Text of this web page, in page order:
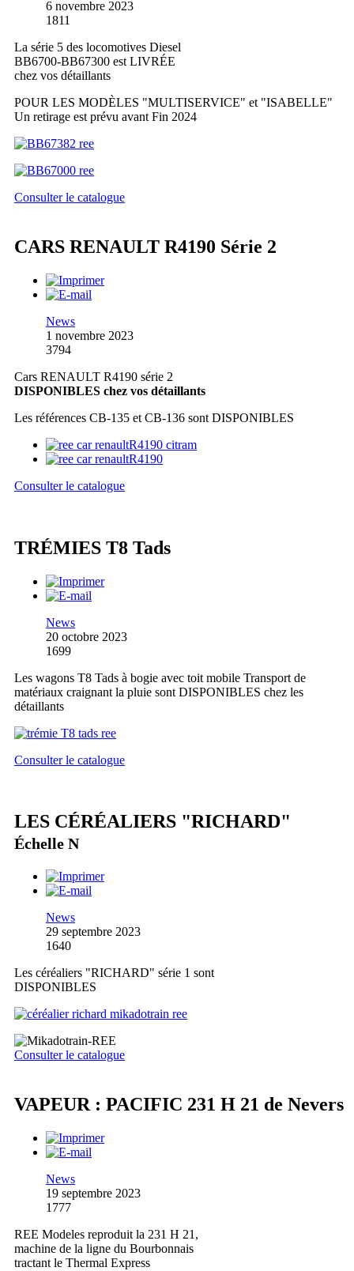
6 novembre 2023
1811
La série 5 des locomotives Diesel
BB6700-BB67300 est LIVRÉE
chez vos détaillants
POUR LES MODÈLES "MULTISERVICE" et "ISABELLE"
Un retirage est prévu avant Fin 2024
Consulter le catalogue
CARS RENAULT R4190 Série 2
News
1 novembre 2023
3794
Cars RENAULT R4190 série 2
DISPONIBLES chez vos détaillants
Les références CB-135 et CB-136 sont DISPONIBLES
Consulter le catalogue
TRÉMIES T8 Tads
News
20 octobre 2023
1699
Les wagons T8 Tads à bogie avec toit mobile Transport de
matériaux craignant la pluie sont DISPONIBLES chez les
détaillants
Consulter le catalogue
LES CÉRÉALIERS "RICHARD"
Échelle N
News
29 septembre 2023
1640
Les céréaliers "RICHARD" série 1 sont
DISPONIBLES
Consulter le catalogue
VAPEUR : PACIFIC 231 H 21 de Nevers
News
19 septembre 2023
1777
REE Modeles reproduit la 231 H 21,
machine de la ligne du Bourbonnais
tractant le Thermal Express